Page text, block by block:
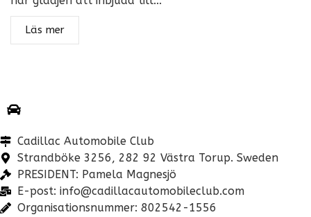
Läs mer
Cadillac Automobile Club
Strandböke 3256, 282 92 Västra Torup. Sweden
PRESIDENT: Pamela Magnesjö
E-post: info@cadillacautomobileclub.com
Organisationsnummer: 802542-1556